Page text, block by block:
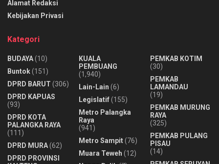
Alamat Redaksi
Kebijakan Privasi
Kategori
BUDAYA(10)
Buntok(151)
DPRD BARUT (306)
DPRD KAPUAS
(93)
DPRD KOTA
PALANGKA RAYA
(111)
DPRD MURA(62)
DPRD PROVINSI
KUALA
PEMBUANG
(1,940)
Lain-Lain (6)
Legislatif(155)
Metro Palangka
Raya
(941)
Metro Sampit(76)
Muara Teweh (12)
PEMKAB KOTIM
(30)
PEMKAB
LAMANDAU
(19)
PEMKAB MURUNG
RAYA
(325)
PEMKAB PULANG
PISAU
(14)